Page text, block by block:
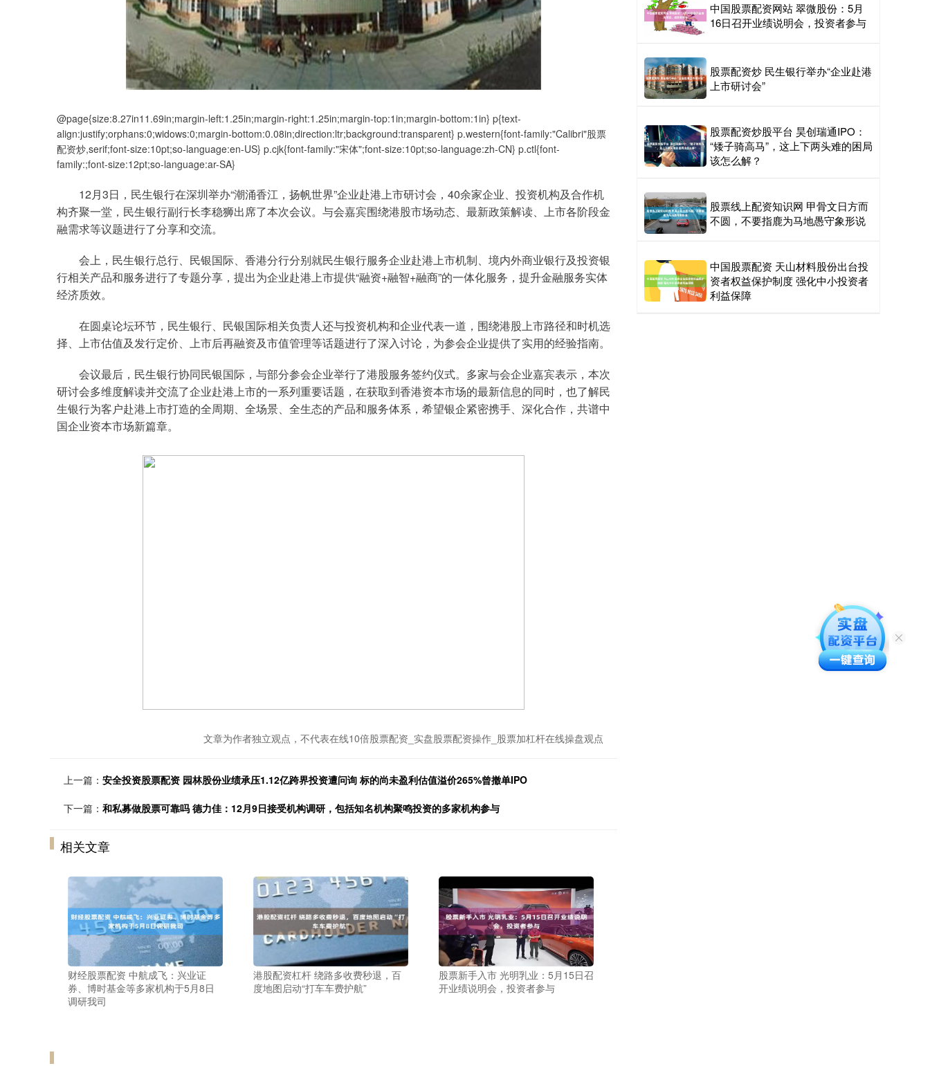
@page{size:8.27in11.69in;margin-left:1.25in;margin-right:1.25in;margin-top:1in;margin-bottom:1in} p{text-
align:justify;orphans:0;widows:0;margin-bottom:0.08in;direction:ltr;background:transparent} p.western{font-family:"Calibri"股票
配资炒,serif;font-size:10pt;so-language:en-US} p.cjk{font-family:"宋体";font-size:10pt;so-language:zh-CN} p.ctl{font-
family:;font-size:12pt;so-language:ar-SA}
12月3日，民生银行在深圳举办“潮涌香江，扬帆世界”企业赴港上市研讨会，40余家企业、投资机构及合作机
构齐聚一堂，民生银行副行长李稳狮出席了本次会议。与会嘉宾围绕港股市场动态、最新政策解读、上市各阶段金
融需求等议题进行了分享和交流。
会上，民生银行总行、民银国际、香港分行分别就民生银行服务企业赴港上市机制、境内外商业银行及投资银
行相关产品和服务进行了专题分享，提出为企业赴港上市提供“融资+融智+融商”的一体化服务，提升金融服务实体
经济质效。
在圆桌论坛环节，民生银行、民银国际相关负责人还与投资机构和企业代表一道，围绕港股上市路径和时机选
择、上市估值及发行定价、上市后再融资及市值管理等话题进行了深入讨论，为参会企业提供了实用的经验指南。
会议最后，民生银行协同民银国际，与部分参会企业举行了港股服务签约仪式。多家与会企业嘉宾表示，本次
研讨会多维度解读并交流了企业赴港上市的一系列重要话题，在获取到香港资本市场的最新信息的同时，也了解民
生银行为客户赴港上市打造的全周期、全场景、全生态的产品和服务体系，希望银企紧密携手、深化合作，共谱中
国企业资本市场新篇章。
文章为作者独立观点，不代表在线10倍股票配资_实盘股票配资操作_股票加杠杆在线操盘观点
上一篇： 安全投资股票配资 园林股份业绩承压1.12亿跨界投资遭问询 标的尚未盈利估值溢价265%曾撤单IPO
下一篇： 和私募做股票可靠吗 德力佳：12月9日接受机构调研，包括知名机构聚鸣投资的多家机构参与
相关文章
财经股票配资 中航成飞：兴业证
券、博时基金等多家机构于5月8日
调研我司
港股配资杠杆 绕路多收费秒退，百
度地图启动“打车车费护航”
股票新手入市 光明乳业：5月15日召
开业绩说明会，投资者参与
中国股票配资网站 翠微股份：5月
16日召开业绩说明会，投资者参与
股票配资炒 民生银行举办“企业赴港
上市研讨会”
股票配资炒股平台 昊创瑞通IPO：
“矮子骑高马”，这上下两头难的困局
该怎么解？
股票线上配资知识网 甲骨文日方而
不圆，不要指鹿为马地愚守象形说
中国股票配资 天山材料股份出台投
资者权益保护制度 强化中小投资者
利益保障